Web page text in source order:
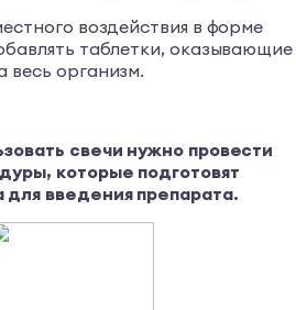
воздействия в форме
таблетки, оказывающие
весь организм.
свечи нужно провести
которые подготовят
введения препарата.